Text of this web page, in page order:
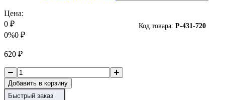
Код товара: P-431-720
Цена:
0 ₽
0%0 ₽
620 ₽
Добавить в корзину
Быстрый заказ